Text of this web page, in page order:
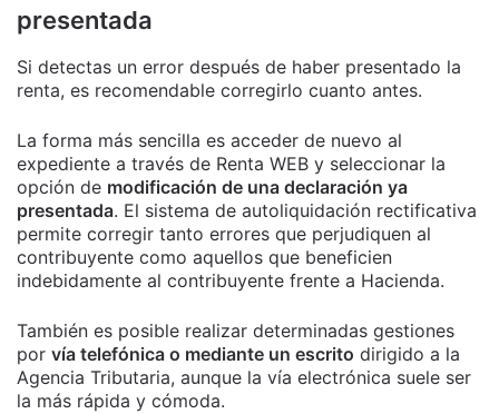
presentada
Si detectas un error después de haber presentado la
renta, es recomendable corregirlo cuanto antes.
La forma más sencilla es acceder de nuevo al
expediente a través de Renta WEB y seleccionar la
opción de modificación de una declaración ya
presentada. El sistema de autoliquidación rectificativa
permite corregir tanto errores que perjudiquen al
contribuyente como aquellos que beneficien
indebidamente al contribuyente frente a Hacienda.
También es posible realizar determinadas gestiones
por vía telefónica o mediante un escrito dirigido a la
Agencia Tributaria, aunque la vía electrónica suele ser
la más rápida y cómoda.